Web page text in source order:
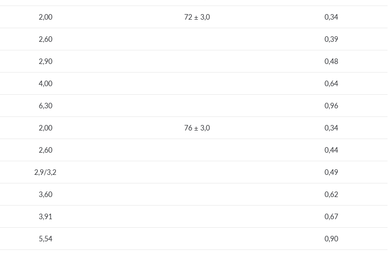
2,00 72 ± 3,0 0,34
2,60 0,39
2,90 0,48
4,00 0,64
6,30 0,96
2,00 76 ± 3,0 0,34
2,60 0,44
2,9/3,2 0,49
3,60 0,62
3,91 0,67
5,54 0,90